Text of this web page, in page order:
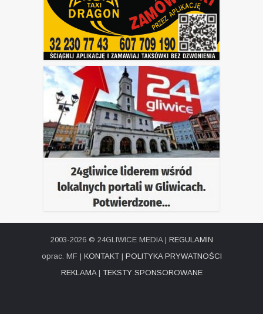
2003-2026 © 24GLIWICE MEDIA | REGULAMIN
oprac. MF | KONTAKT| POLITYKA PRYWATNOŚCI
REKLAMA| TEKSTY SPONSOROWANE